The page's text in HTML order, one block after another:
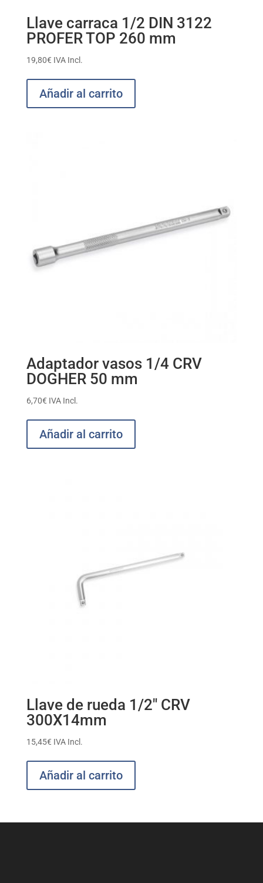
Llave carraca 1/2 DIN 3122
PROFER TOP 260 mm
19,80€ IVA Incl.
Añadir al carrito
Adaptador vasos 1/4 CRV
DOGHER 50 mm
6,70€ IVA Incl.
Añadir al carrito
Llave de rueda 1/2″ CRV
300X14mm
15,45€ IVA Incl.
Añadir al carrito